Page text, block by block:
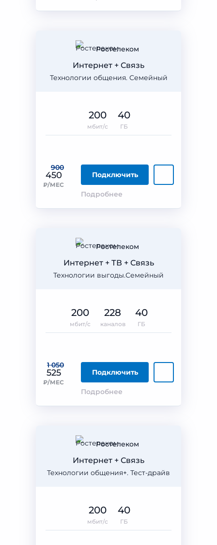
Ростелеком
Технологии общения. Семейный
Интернет + Связь
900
450
₽/МЕС
Подключить
Подробнее
200
мбит/с
40
ГБ
Ростелеком
Технологии выгоды.Семейный
Интернет + ТВ + Связь
1 050
525
₽/МЕС
Подключить
Подробнее
200
мбит/с
228
каналов
40
ГБ
Ростелеком
Технологии общения+. Тест-драйв
Интернет + Связь
200
мбит/с
40
ГБ